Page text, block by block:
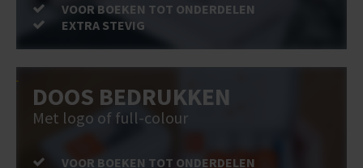
VOOR BOEKEN TOT ONDERDELEN
EXTRA STEVIG
DOOS BEDRUKKEN
Met logo of full-colour
VOOR BOEKEN TOT ONDERDELEN